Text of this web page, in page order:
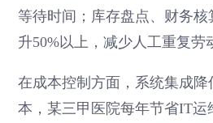
等待时间；库存盘点、财务
升50%以上，减少人工重复劳
在成本控制方面，系统集成
本，某三甲医院每年节省IT运